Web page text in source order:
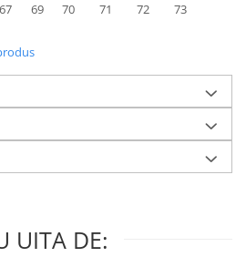
67 69 70 71 72 73
UITA DE: